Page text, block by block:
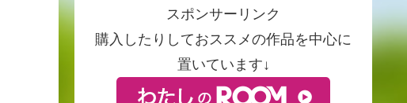
スポンサーリンク
購入したりしておススメの作品を中心に
置いています↓